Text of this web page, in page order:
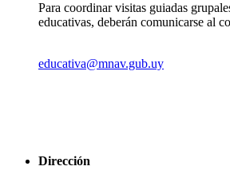
Para coordinar visitas guiadas
educativas, deberán comunicarse al
educativa@mnav.gub.uy
Dirección